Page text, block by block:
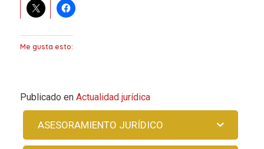
Me gusta esto:
Publicado en Actualidad jurídica
ASESORAMIENTO JURÍDICO